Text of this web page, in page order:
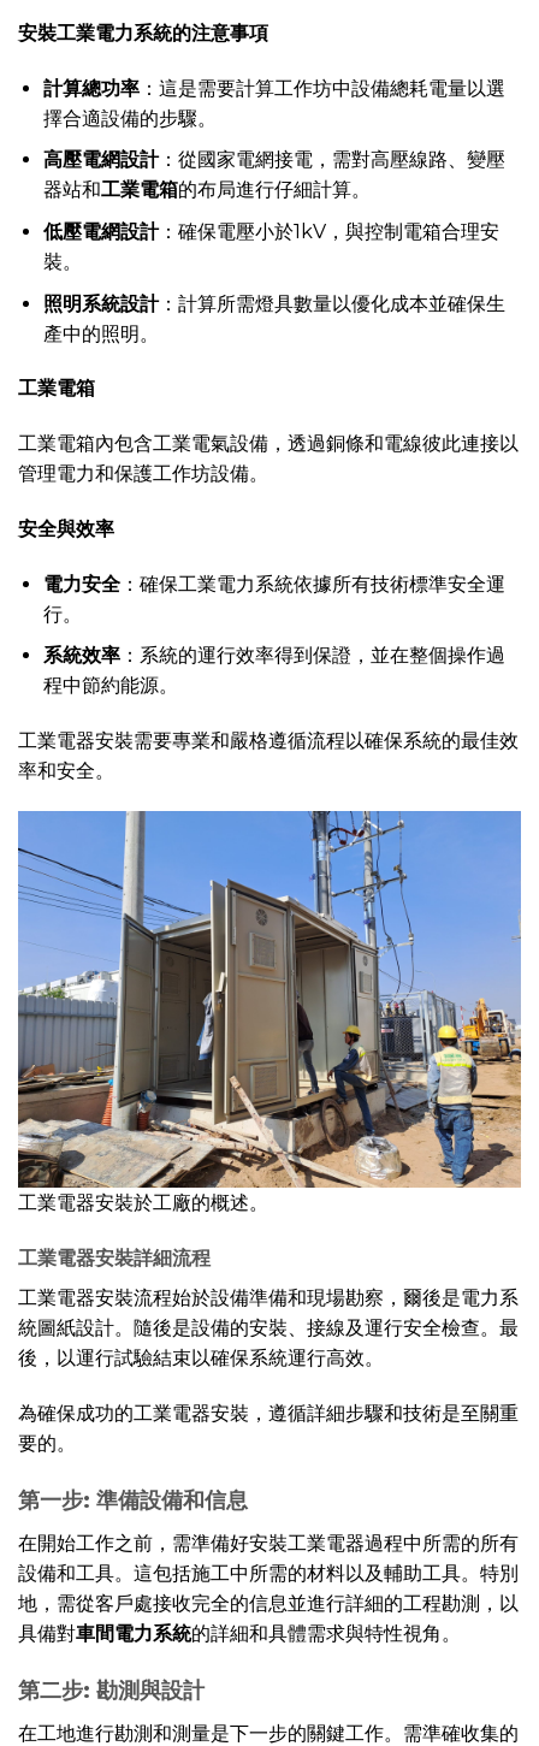
安裝工業電力系統的注意事項
計算總功率：這是需要計算工作坊中設備總耗電量以選
擇合適設備的步驟。
高壓電網設計：從國家電網接電，需對高壓線路、變壓
器站和工業電箱的布局進行仔細計算。
低壓電網設計：確保電壓小於1kV，與控制電箱合理安
裝。
照明系統設計：計算所需燈具數量以優化成本並確保生
產中的照明。
工業電箱
工業電箱內包含工業電氣設備，透過銅條和電線彼此連接以
管理電力和保護工作坊設備。
安全與效率
電力安全：確保工業電力系統依據所有技術標準安全運
行。
系統效率：系統的運行效率得到保證，並在整個操作過
程中節約能源。
工業電器安裝需要專業和嚴格遵循流程以確保系統的最佳效
率和安全。
工業電器安裝於工廠的概述。
工業電器安裝詳細流程
工業電器安裝流程始於設備準備和現場勘察，爾後是電力系
統圖紙設計。隨後是設備的安裝、接線及運行安全檢查。最
後，以運行試驗結束以確保系統運行高效。
為確保成功的工業電器安裝，遵循詳細步驟和技術是至關重
要的。
第一步: 準備設備和信息
在開始工作之前，需準備好安裝工業電器過程中所需的所有
設備和工具。這包括施工中所需的材料以及輔助工具。特別
地，需從客戶處接收完全的信息並進行詳細的工程勘測，以
具備對車間電力系統的詳細和具體需求與特性視角。
第二步: 勘測與設計
在工地進行勘測和測量是下一步的關鍵工作。需準確收集的